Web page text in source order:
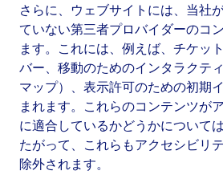
さらに、ウェブサイトには、当社
ていない第三者プロバイダーのコ
ます。これには、例えば、チケッ
バー、移動のためのインタラクテ
マップ）、表示許可のための初期
まれます。これらのコンテンツが
に適合しているかどうかについて
たがって、これらもアクセシビリ
除外されます。